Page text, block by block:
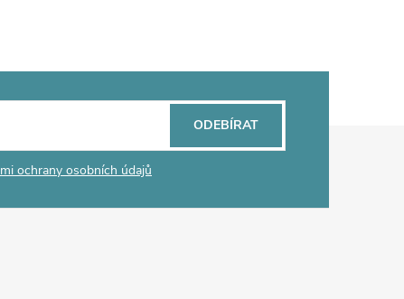
ochrany osobních údajů
ODEBÍRAT